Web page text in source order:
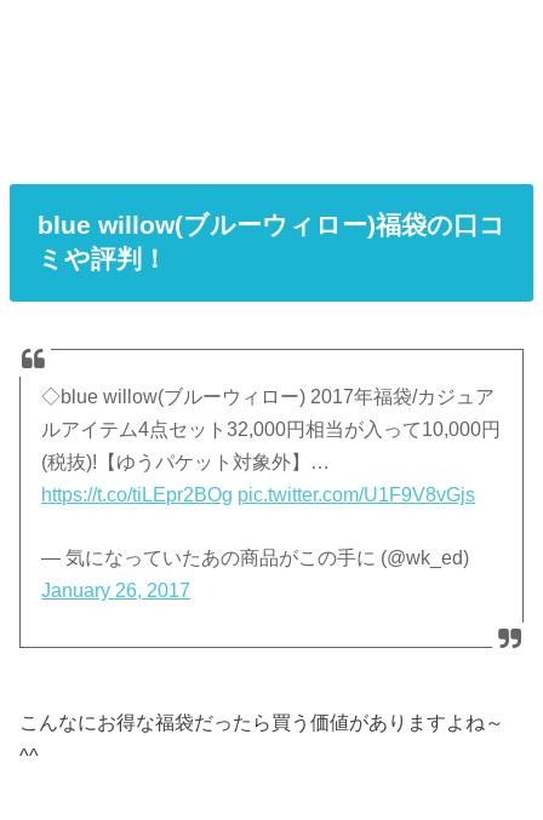
blue willow(ブルーウィロー)福袋の口コ
ミや評判！
◇blue willow(ブルーウィロー) 2017年福袋/カジュア
ルアイテム4点セット32,000円相当が入って10,000円
(税抜)!【ゆうパケット対象外】…
https://t.co/tiLEpr2BOg pic.twitter.com/U1F9V8vGjs
— 気になっていたあの商品がこの手に (@wk_ed)
January 26, 2017
こんなにお得な福袋だったら買う価値がありますよね～
^^